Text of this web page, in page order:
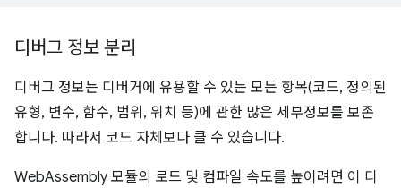
디버그 정보 분리
디버그 정보는 디버거에 유용할 수 있는 모든 항목(코드, 정의된
유형, 변수, 함수, 범위, 위치 등)에 관한 많은 세부정보를 보존
합니다. 따라서 코드 자체보다 클 수 있습니다.
WebAssembly 모듈의 로드 및 컴파일 속도를 높이려면 이 디